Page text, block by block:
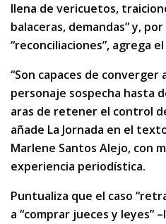
llena de vericuetos,
balaceras, demandas” y,
“reconciliaciones”, agrega
“Son capaces de converger
personaje sospecha hasta
aras de retener el control
añade La Jornada en el
Marlene Santos Alejo, con
experiencia periodística.
Puntualiza que el caso
a “comprar jueces y leyes”